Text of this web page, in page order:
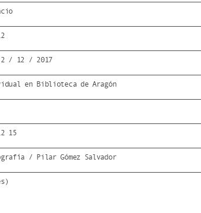
/ 12 / 2017
en Biblioteca de Aragón
15
/ Pilar Gómez Salvador